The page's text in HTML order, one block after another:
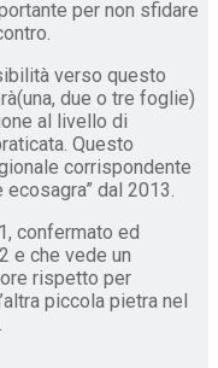
per non sfidare
verso questo
due o tre foglie)
al livello di
Questo
corrispondente
ecosagra” dal 2013.
confermato ed
e che vede un
rispetto per
piccola pietra nel